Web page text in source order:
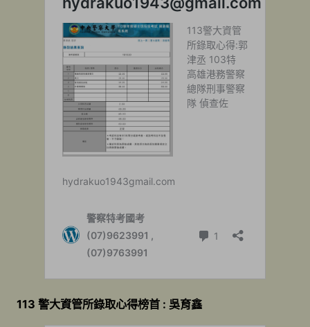
113 警大資管所錄取心得榜首 : 吳育鑫